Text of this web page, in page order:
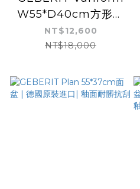
W55*D40cm方形半
嵌盆 | 德國原裝進口 |
釉面耐髒抗刮 | 方形無
NT$12,600
NT$18,000